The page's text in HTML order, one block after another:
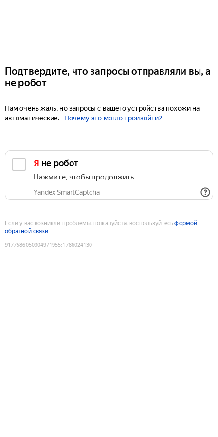
Подтвердите, что запросы отправляли вы, а
не робот
Нам очень жаль, но запросы с вашего устройства похожи на
автоматические.
Почему это могло произойти?
Я не робот
Нажмите, чтобы продолжить
Yandex SmartCaptcha
Если у вас возникли проблемы, пожалуйста, воспользуйтесьформой
обратной связи
9177586050304971955:1786024130